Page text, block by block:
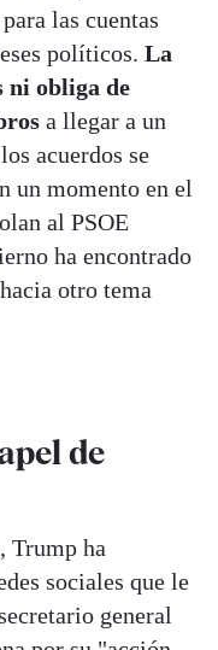
las cuentas
políticos. La
ni obliga de
a llegar a un
acuerdos se
un momento en el
al PSOE
ha encontrado
otro tema
de
Trump ha
sociales que le
general